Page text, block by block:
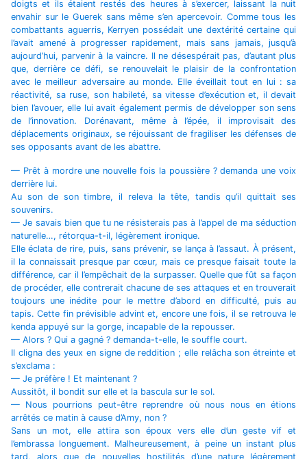
doigts et ils étaient restés des heures à s’exercer, laissant la nuit
envahir sur le Guerek sans même s’en apercevoir. Comme tous les
combattants aguerris, Kerryen possédait une dextérité certaine qui
l’avait amené à progresser rapidement, mais sans jamais, jusqu’à
aujourd’hui, parvenir à la vaincre. Il ne désespérait pas, d’autant plus
que, derrière ce défi, se renouvelait le plaisir de la confrontation
avec le meilleur adversaire au monde. Elle éveillait tout en lui : sa
réactivité, sa ruse, son habileté, sa vitesse d’exécution et, il devait
bien l’avouer, elle lui avait également permis de développer son sens
de l’innovation. Dorénavant, même à l’épée, il improvisait des
déplacements originaux, se réjouissant de fragiliser les défenses de
ses opposants avant de les abattre.
— Prêt à mordre une nouvelle fois la poussière ? demanda une voix
derrière lui.
Au son de son timbre, il releva la tête, tandis qu’il quittait ses
souvenirs.
— Je savais bien que tu ne résisterais pas à l’appel de ma séduction
naturelle…, rétorqua-t-il, légèrement ironique.
Elle éclata de rire, puis, sans prévenir, se lança à l’assaut. À présent,
il la connaissait presque par cœur, mais ce presque faisait toute la
différence, car il l’empêchait de la surpasser. Quelle que fût sa façon
de procéder, elle contrerait chacune de ses attaques et en trouverait
toujours une inédite pour le mettre d’abord en difficulté, puis au
tapis. Cette fin prévisible advint et, encore une fois, il se retrouva le
kenda appuyé sur la gorge, incapable de la repousser.
— Alors ? Qui a gagné ? demanda-t-elle, le souffle court.
Il cligna des yeux en signe de reddition ; elle relâcha son étreinte et
s’exclama :
— Je préfère ! Et maintenant ?
Aussitôt, il bondit sur elle et la bascula sur le sol.
— Nous pourrions peut-être reprendre où nous nous en étions
arrêtés ce matin à cause d’Amy, non ?
Sans un mot, elle attira son époux vers elle d’un geste vif et
l’embrassa longuement. Malheureusement, à peine un instant plus
tard, alors que de nouvelles hostilités d’une nature légèrement